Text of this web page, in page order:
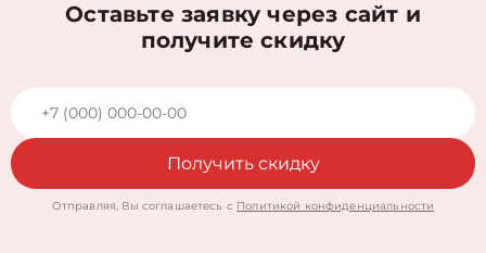
Оставьте заявку через сайт и
получите скидку
Получить скидку
Отправляя, Вы соглашаетесь с Политикой конфиденциальности